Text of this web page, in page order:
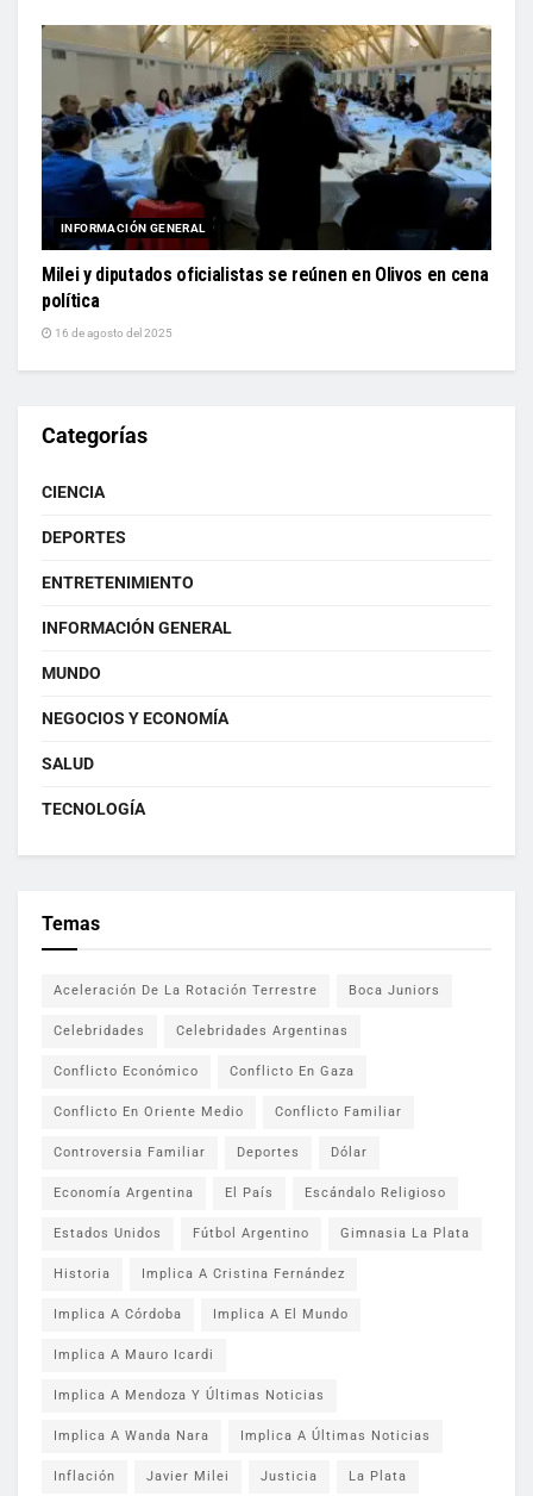
INFORMACIÓN GENERAL
Milei y diputados oficialistas se reúnen en Olivos en cena
política
16 de agosto del 2025
Categorías
CIENCIA
DEPORTES
ENTRETENIMIENTO
INFORMACIÓN GENERAL
MUNDO
NEGOCIOS Y ECONOMÍA
SALUD
TECNOLOGÍA
Temas
Aceleración De La Rotación Terrestre Boca Juniors
Celebridades Celebridades Argentinas
Conflicto Económico Conflicto En Gaza
Conflicto En Oriente Medio Conflicto Familiar
Controversia Familiar Deportes Dólar
Economía Argentina El País Escándalo Religioso
Estados Unidos Fútbol Argentino Gimnasia La Plata
Historia Implica A Cristina Fernández
Implica A Córdoba Implica A El Mundo
Implica A Mauro Icardi
Implica A Mendoza Y Últimas Noticias
Implica A Wanda Nara Implica A Últimas Noticias
Inflación Javier Milei Justicia La Plata